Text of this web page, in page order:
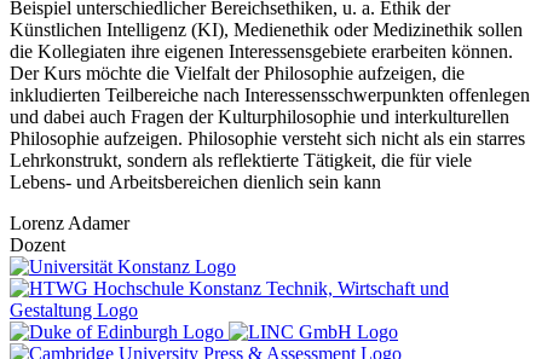
Beispiel unterschiedlicher Bereichsethiken, u. a. Ethik der
Künstlichen Intelligenz (KI), Medienethik oder Medizinethik sollen
die Kollegiaten ihre eigenen Interessensgebiete erarbeiten können.
Der Kurs möchte die Vielfalt der Philosophie aufzeigen, die
inkludierten Teilbereiche nach Interessensschwerpunkten offenlegen
und dabei auch Fragen der Kulturphilosophie und interkulturellen
Philosophie aufzeigen. Philosophie versteht sich nicht als ein starres
Lehrkonstrukt, sondern als reflektierte Tätigkeit, die für viele
Lebens- und Arbeitsbereichen dienlich sein kann
Lorenz Adamer
Dozent